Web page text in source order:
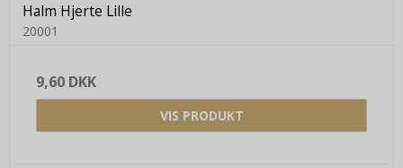
Halm Hjerte Lille
20001
9,60 DKK
VIS PRODUKT